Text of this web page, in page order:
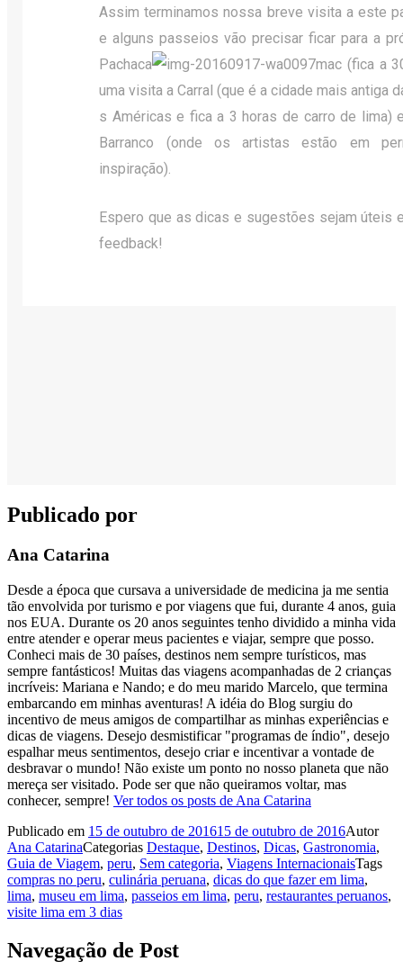
Assim terminamos nossa breve visita a este
e alguns passeios vão precisar ficar para a
Pachaca
mac (fica a
uma visita a Carral (que é a cidade mais antiga
s Américas e fica a 3 horas de carro de lima)
Barranco (onde os artistas estão em
inspiração).
Espero que as dicas e sugestões sejam úteis
feedback!
Publicado por
Ana Catarina
Desde a época que cursava a universidade de medicina ja me sentia
tão envolvida por turismo e por viagens que fui, durante 4 anos, guia
nos EUA. Durante os 20 anos seguintes tenho dividido a minha vida
entre atender e operar meus pacientes e viajar, sempre que posso.
Conheci mais de 30 países, destinos nem sempre turísticos, mas
sempre fantásticos! Muitas das viagens acompanhadas de 2 crianças
incríveis: Mariana e Nando; e do meu marido Marcelo, que termina
embarcando em minhas aventuras! A idéia do Blog surgiu do
incentivo de meus amigos de compartilhar as minhas experiências e
dicas de viagens. Desejo desmistificar "programas de índio", desejo
espalhar meus sentimentos, desejo criar e incentivar a vontade de
desbravar o mundo! Não existe um ponto no nosso planeta que não
mereça ser visitado. Pode ser que não queiramos voltar, mas
conhecer, sempre! Ver todos os posts de Ana Catarina
Publicado em 15 de outubro de 201615 de outubro de 2016Autor
Ana CatarinaCategorias Destaque, Destinos, Dicas, Gastronomia,
Guia de Viagem, peru, Sem categoria, Viagens InternacionaisTags
compras no peru, culinária peruana, dicas do que fazer em lima,
lima, museu em lima, passeios em lima, peru, restaurantes peruanos,
visite lima em 3 dias
Navegação de Post